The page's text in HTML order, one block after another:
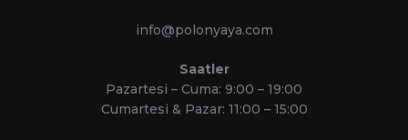
info@polonyaya.com
Saatler
Pazartesi – Cuma: 9:00 – 19:00
Cumartesi & Pazar: 11:00 – 15:00